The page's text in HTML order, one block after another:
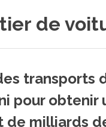
de
transports
pour obtenir
de milliards